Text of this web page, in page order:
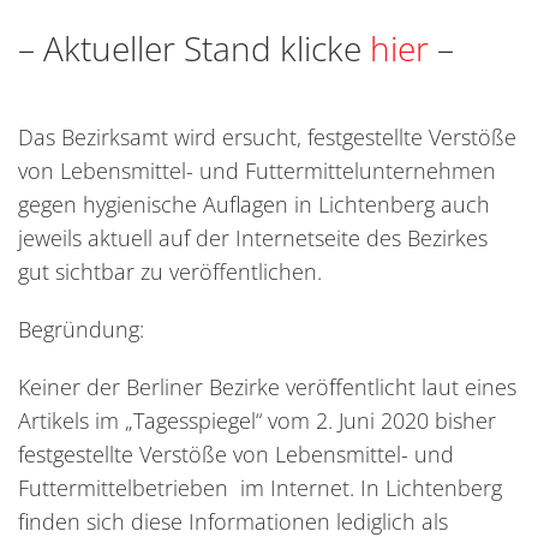
– Aktueller Stand klicke hier –
Das Bezirksamt wird ersucht, festgestellte Verstöße
von Lebensmittel- und Futtermittelunternehmen
gegen hygienische Auflagen in Lichtenberg auch
jeweils aktuell auf der Internetseite des Bezirkes
gut sichtbar zu veröffentlichen.
Begründung:
Keiner der Berliner Bezirke veröffentlicht laut eines
Artikels im „Tagesspiegel“ vom 2. Juni 2020 bisher
festgestellte Verstöße von Lebensmittel- und
Futtermittelbetrieben im Internet. In Lichtenberg
finden sich diese Informationen lediglich als